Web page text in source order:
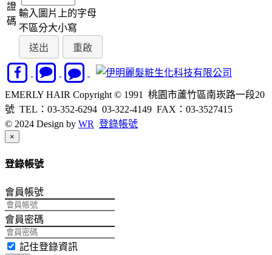
證
碼
輸入圖片上的字母
不區分大小寫
EMERLY HAIR Copyright © 1991 桃園市蘆竹區南崁路一段20
號 TEL：03-352-6294 03-322-4149 FAX：03-3527415
© 2024 Design by WR 登錄帳號
×
登錄帳號
會員帳號
會員密碼
記住登錄資訊